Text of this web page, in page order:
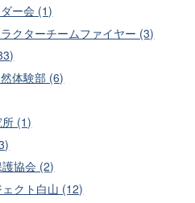
ー会 (1)
クターチームファイヤー (3)
体験部 (6)
(1)
協会 (2)
クト白山 (12)